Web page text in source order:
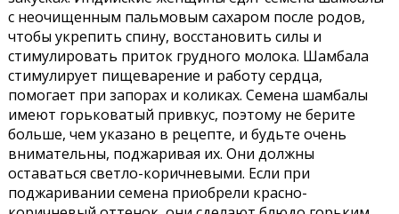
с неочищенным пальмовым сахаром после родов,
чтобы укрепить спину, восстановить силы и
стимулировать приток грудного молока. Шамбала
стимулирует пищеварение и работу сердца,
помогает при запорах и коликах. Семена шамбалы
имеют горьковатый привкус, поэтому не берите
больше, чем указано в рецепте, и будьте очень
внимательны, поджаривая их. Они должны
оставаться светло-коричневыми. Если при
поджаривании семена приобрели красно-